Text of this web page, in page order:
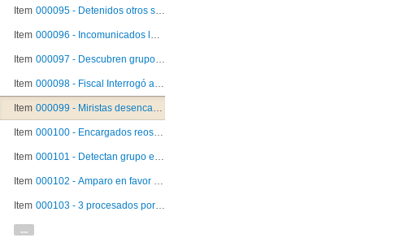
Item 000095 - Detenidos otros siete integrantes del MIR: Operaban imprenta y una radio
Item 000096 - Incomunicados los cuatro Miristas
Item 000097 - Descubren grupo extremista en el interior de la Penitenciaria
Item 000098 - Fiscal Interrogó a miembros de célula extremista
Item 000099 - Miristas desencadenan una "vendetta" contra ex correo.
Item 000100 - Encargados reos cinco integrantes de célula extremista.
Item 000101 - Detectan grupo extremista: Quince personas detenidas
Item 000102 - Amparo en favor de periodista.
Item 000103 - 3 procesados por hallazgo de material subversivo.
...